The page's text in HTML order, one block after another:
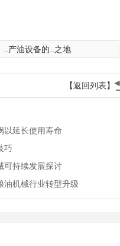
..产油设备的..之地
【返回列表】
以延长使用寿命
巧
可持续发展探讨
油机械行业转型升级